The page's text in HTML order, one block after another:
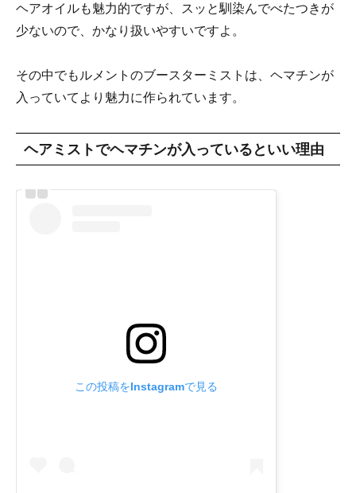
ヘアオイルも魅力的ですが、スッと馴染んでべたつきが
少ないので、かなり扱いやすいですよ。
その中でもルメントのブースターミストは、ヘマチンが
入っていてより魅力に作られています。
ヘアミストでヘマチンが入っているといい理由
この投稿をInstagramで見る